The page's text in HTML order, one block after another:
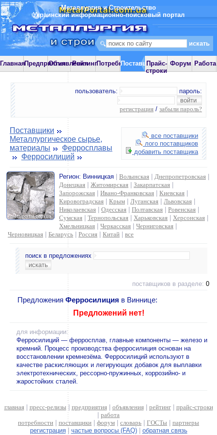
Металлургия и Строительство
Украинский информационно-поисковый портал
ГлавнаяПредприятияОбъявления
РейтингПотребностиПоставщики
Прайс-
строки
Форум Работа
пользователь: пароль:
регистрация / забыли пароль?
все поставщики
лого поставщиков
добавить поставщика
Поставщики
Металлургическое сырье,
материалы
Ферросплавы
Ферросилиций
Регион: Винницкая Волынская Днепропетровская
Донецкая
Житомирская Закарпатская
Запорожская
Ивано-Франковская Киевская
Кировоградская
Крым Луганская Львовская
Николаевская
Одесская Полтавская Ровенская
Сумская
Тернопольская Харьковская Херсонская
Хмельницкая
Черкасская Черниговская
Черновицкая
Беларусь Россия Китай все
поиск в предложениях
поставщиков в разделе: 0
Предложения Ферросилиция в Виннице:
Предложений нет!
для информации:
Ферросилиций — ферросплав, главные компоненты — железо и
кремний. Процесс производства ферросилиция основан на
восстановлении кремнезёма. Ферросилиций используют в
качестве раскисляющих и легирующих добавок для выплавки
электротехнических, рессорно-пружинных, коррозийно- и
жаростойких сталей.
главная| пресс-релизы | предприятия| объявления| рейтинг| прайс-строки
работа
потребности
поставщики форум словарь ГОСТы
партнеры
регистрация| частые вопросы (FAQ)| обратная связь